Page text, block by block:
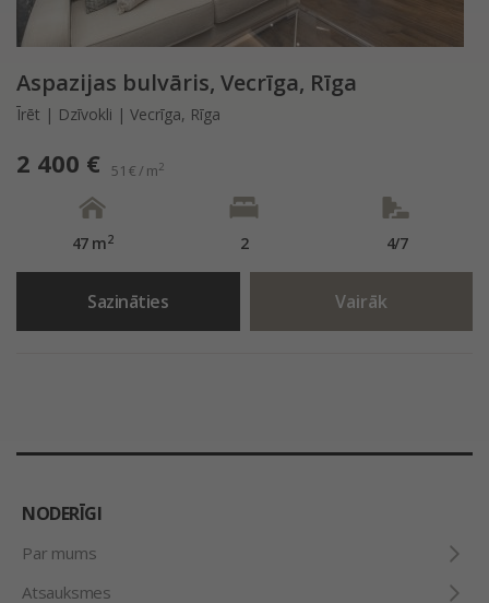
Aspazijas bulvāris, Vecrīga, Rīga
Īrēt | Dzīvokli | Vecrīga, Rīga
2 400 € 51 € / m2
47 m2 2 4/7
Sazināties Vairāk
NODERĪGI
Par mums
Atsauksmes